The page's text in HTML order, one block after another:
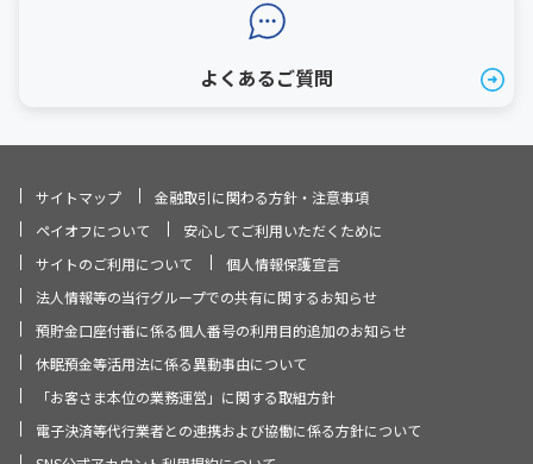
よくあるご質問
サイトマップ
金融取引に関わる方針・注意事項
ペイオフについて
安心してご利用いただくために
サイトのご利用について
個人情報保護宣言
法人情報等の当行グループでの共有に関するお知らせ
預貯金口座付番に係る個人番号の利用目的追加のお知らせ
休眠預金等活用法に係る異動事由について
「お客さま本位の業務運営」に関する取組方針
電子決済等代行業者との連携および協働に係る方針について